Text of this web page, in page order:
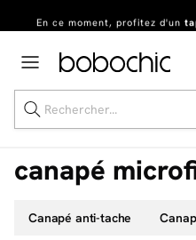
Excellent
Uneparure offerte
Dernière chance jusqu'à -
canapé
Canapé anti-tache